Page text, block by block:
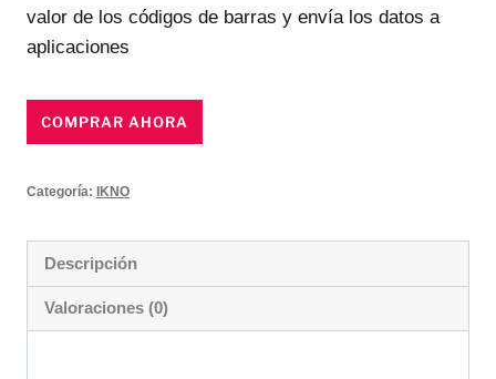
valor de los códigos de barras y envía los datos a
aplicaciones
COMPRAR AHORA
Categoría: IKNO
Descripción
Valoraciones (0)